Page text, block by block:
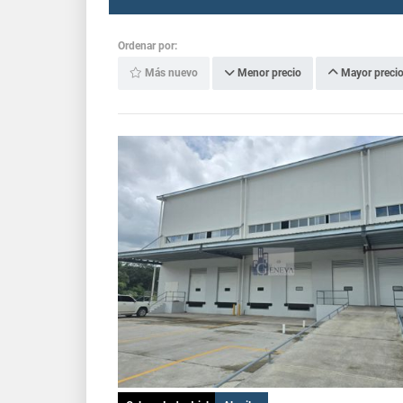
Ordenar por:
Más nuevo Menor precio Mayor precio